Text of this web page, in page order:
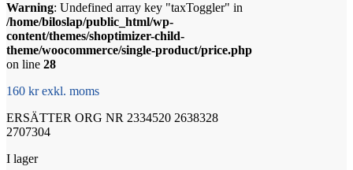
Warning: Undefined array key "taxToggler" in
/home/biloslap/public_html/wp-
content/themes/shoptimizer-child-
theme/woocommerce/single-product/price.php
on line 28
160 kr exkl. moms
ERSÄTTER ORG NR 2334520 2638328
2707304
I lager